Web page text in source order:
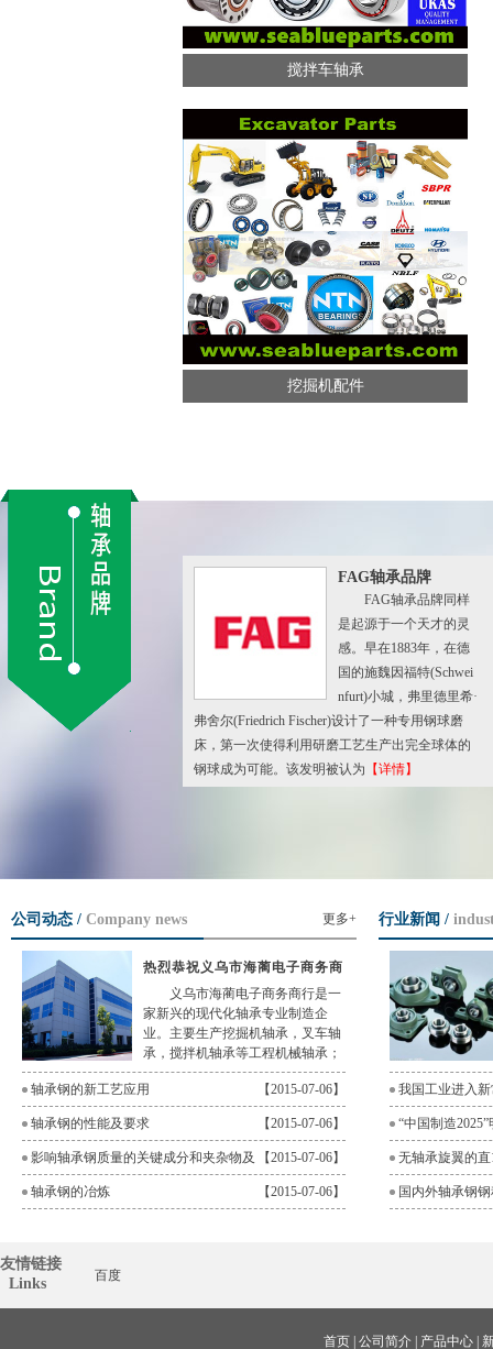
搅拌车轴承
挖掘机配件
FAG轴承品牌
FAG轴承品牌同样
是起源于一个天才的灵
感。早在1883年，在德
国的施魏因福特(Schwei
nfurt)小城，弗里德里希·
弗舍尔(Friedrich Fischer)设计了一种专用钢球磨
床，第一次使得利用研磨工艺生产出完全球体的
钢球成为可能。该发明被认为 【详情】
公司动态 / Company news 更多+
热烈恭祝义乌市海蔺电子商务商
义乌市海蔺电子商务商行是一
家新兴的现代化轴承专业制造企
业。主要生产挖掘机轴承，叉车轴
承，搅拌机轴承等工程机械轴承；
方孔、六角……
【2015-07-06】
轴承钢的新工艺应用
【2015-07-06】
轴承钢的性能及要求
【2015-07-06】
影响轴承钢质量的关键成分和夹杂物及
其控制 【2015-07-06】
轴承钢的冶炼
行业新闻 /
我国工业进入
长点
“中国制造
计划
无轴承旋翼的
得成功
国内外轴承钢
友情链接
  Links
百度
首页 公司简介 产品中心